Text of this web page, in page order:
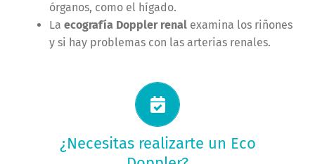
órganos, como el hígado.
La ecografía Doppler renalexamina los riñones
y si hay problemas con las arterias renales.
¿Necesitas realizarte un Eco
Solicitá tu turno ahora